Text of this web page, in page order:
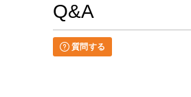
Q&A
質問する